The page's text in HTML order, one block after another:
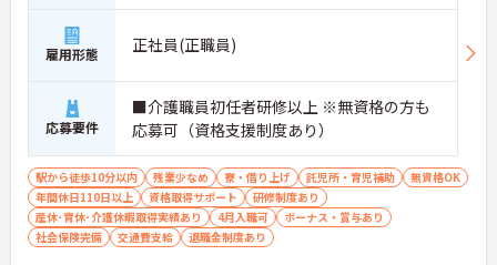
雇用形態 正社員(正職員)
応募要件
■介護職員初任者研修以上 ※無資格の方も
応募可（資格支援制度あり）
駅から徒歩10分以内 残業少なめ 寮・借り上げ 託児所・育児補助
無資格OK
年間休日110日以上
資格取得サポート
研修制度あり
産休･育休･介護休暇取得実績あり
4月入職可
ボーナス・賞与あり
社会保険完備
交通費支給 退職金制度あり